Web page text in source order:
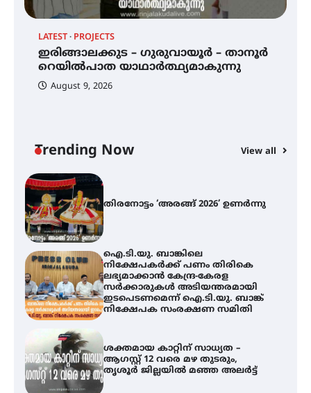
LATEST PROJECTS
ഇരിങ്ങാലക്കുട – ഗുരുവായൂർ – താനൂർ
റെയിൽപാത യാഥാർത്ഥ്യമാകുന്നു
August 9, 2026
Trending Now View all
ഇരിങ്ങാലക്കുട – ഗുരുവായൂർ –
താനൂർ റെയിൽപാത
യാഥാർത്ഥ്യമാകുന്നു
നിക്ഷേപകർക്ക് പണം തിരികെ
ലഭ്യമാക്കാൻ കേന്ദ്ര-കേരള
സർക്കാരുകൾ അടിയന്തരമായി
ഇടപെടണമെന്ന് ഐ.ടി.യു. ബാങ്ക്
നിക്ഷേപക സംരക്ഷണ സമിതി
ശക്തമായ കാറ്റിന് സാധ്യത –
ആഗസ്റ്റ് 12 വരെ മഴ തുടരും,
തൃശൂർ ജില്ലയിൽ മഞ്ഞ അലർട്ട്
ശക്തമായ മഴ തുടരുന്നു – തൃശൂർ
ജില്ലയിൽ എല്ലാ വിദ്യാഭ്യാസ
സ്ഥാപനങ്ങൾക്കും ശനിയാഴ്ച
അവധി